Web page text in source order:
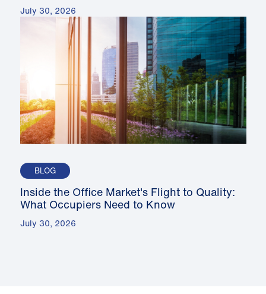
July 30, 2026
BLOG
Inside the Office Market's Flight to Quality:
What Occupiers Need to Know
July 30, 2026